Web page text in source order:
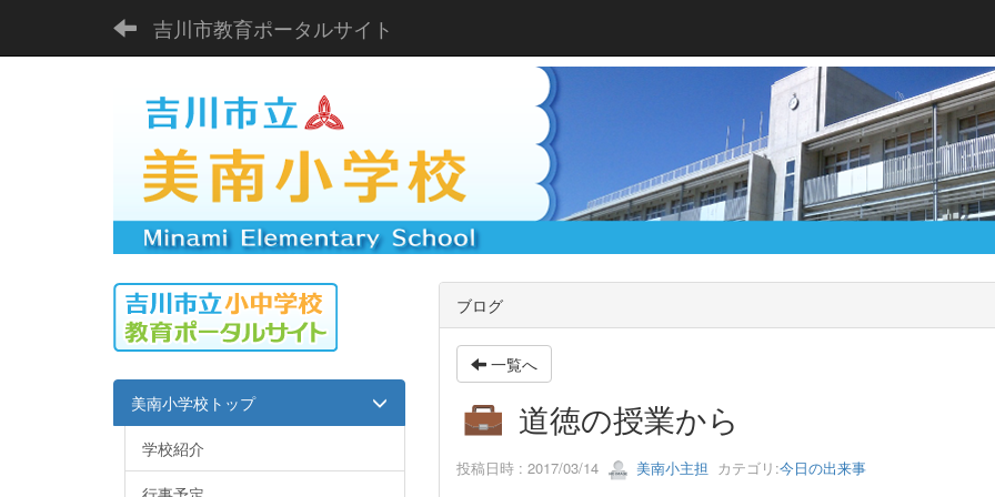
吉川市教育ポータルサイト
ブログ
一覧へ
道徳の授業から
投稿日時 : 2017/03/14 美南小主担 カテゴリ:今日の出来事
美南小学校トップ
学校紹介